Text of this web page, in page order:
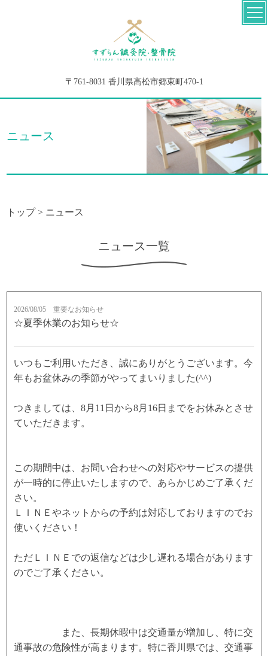
〒761-8031 香川県高松市郷東町470-1
ニュース
トップ> ニュース
ニュース一覧
2026/08/05 重要なお知らせ
☆夏季休業のお知らせ☆
いつもご利用いただき、誠にありがとうございます。今
年もお盆休みの季節がやってまいりました(^^)
つきましては、8月11日から8月16日までをお休みとさせ
ていただきます。
この期間中は、お問い合わせへの対応やサービスの提供
が一時的に停止いたしますので、あらかじめご了承くだ
さい。
ＬＩＮＥやネットからの予約は対応しておりますのでお
使いください！
ただＬＩＮＥでの返信などは少し遅れる場合があります
のでご了承ください。
また、長期休暇中は交通量が増加し、特に交
通事故の危険性が高まります。特に香川県では、交通事